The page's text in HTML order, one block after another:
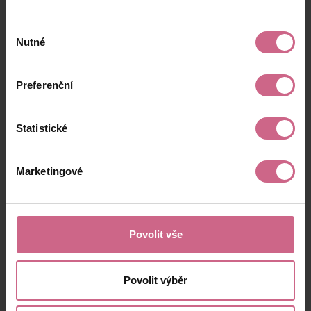
souhlasu
Nutné
Preferenční
Statistické
Marketingové
Povolit vše
Povolit výběr